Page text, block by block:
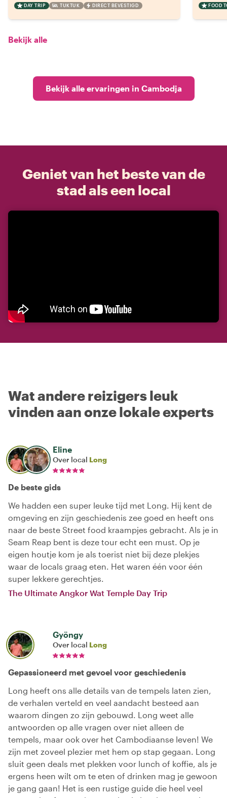
DAY TRIP TUKTUK DIRECT BEVESTIGD FOOD
Bekijk alle
Bekijk alle ervaringen in Cambodja
Geniet van het beste van de
stad als een local
Wat andere reizigers leuk
vinden aan onze lokale experts
Eline
Over local Long
De beste gids
We hadden een super leuke tijd met Long. Hij kent de
omgeving en zijn geschiedenis zee goed en heeft ons
naar de beste Street food kraampjes gebracht. Als je in
Seam Reap bent is deze tour echt een must. Op je
eigen houtje kom je als toerist niet bij deze plekjes
waar de locals graag eten. Het waren één voor één
super lekkere gerechtjes.
The Ultimate Angkor Wat Temple Day Trip
Gyöngy
Over local Long
Gepassioneerd met gevoel voor geschiedenis
Long heeft ons alle details van de tempels laten zien,
de verhalen verteld en veel aandacht besteed aan
waarom dingen zo zijn gebouwd. Long weet alle
antwoorden op alle vragen over niet alleen de
tempels, maar ook over het Cambodiaanse leven! We
zijn met zoveel plezier met hem op stap gegaan. Long
sluit geen deals met plekken voor lunch of koffie, als je
ergens heen wilt om te eten of drinken mag je gewoon
je gang gaan! Het is een rustige guide die heel veel